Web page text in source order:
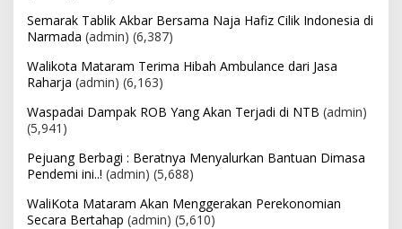
Semarak Tablik Akbar Bersama Naja Hafiz Cilik Indonesia di
Narmada (admin) (6,387)
Walikota Mataram Terima Hibah Ambulance dari Jasa
Raharja (admin) (6,163)
Waspadai Dampak ROB Yang Akan Terjadi di NTB (admin)
(5,941)
Pejuang Berbagi : Beratnya Menyalurkan Bantuan Dimasa
Pendemi ini..! (admin) (5,688)
WaliKota Mataram Akan Menggerakan Perekonomian
Secara Bertahap (admin) (5,610)